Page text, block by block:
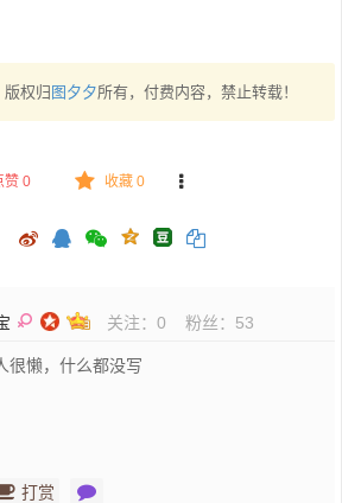
权归 图夕夕所有，付费内容，禁止转载！
赞 0 收藏 0
关注： 0 粉丝： 53
很懒，什么都没写
打赏